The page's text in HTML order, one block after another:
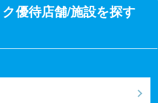
優待店舗/施設を探す